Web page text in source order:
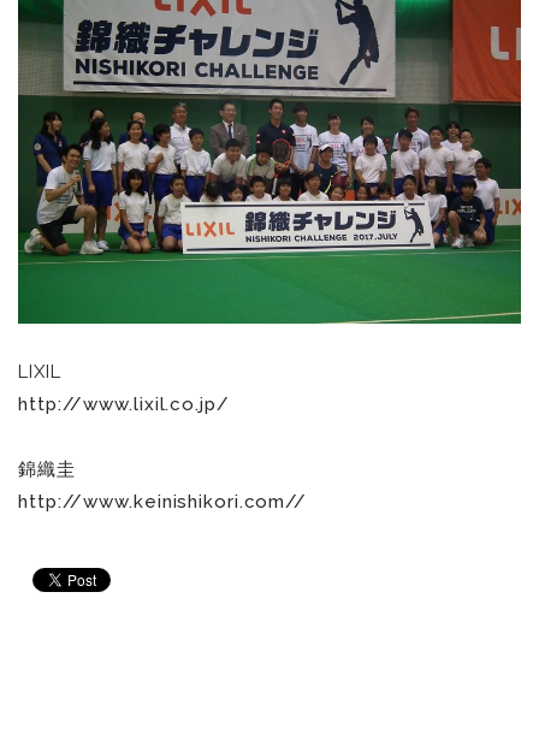
LIXIL
http://www.lixil.co.jp/
錦織圭
http://www.keinishikori.com//